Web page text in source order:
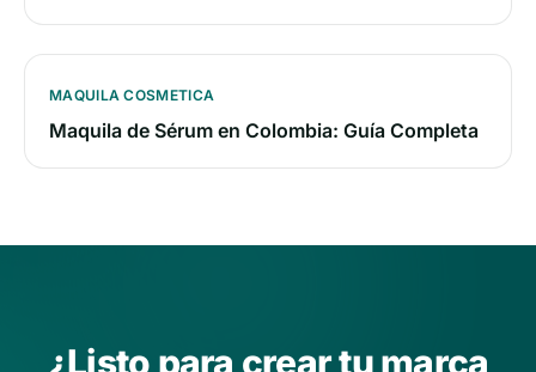
MAQUILA COSMETICA
Maquila de Sérum en Colombia: Guía Completa
¿Listo para crear tu marca